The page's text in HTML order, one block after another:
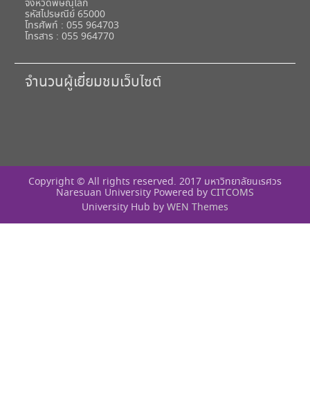
จังหวัดพิษณุโลก
รหัสไปรษณีย์ 65000
โทรศัพท์ : 055 964703
โทรสาร : 055 964770
จำนวนผู้เยี่ยมชมเว็บไซต์
Copyright © All rights reserved. 2017 มหาวิทยาลัยนเรศวร
Naresuan University Powered by CITCOMS
University Hub by WEN Themes